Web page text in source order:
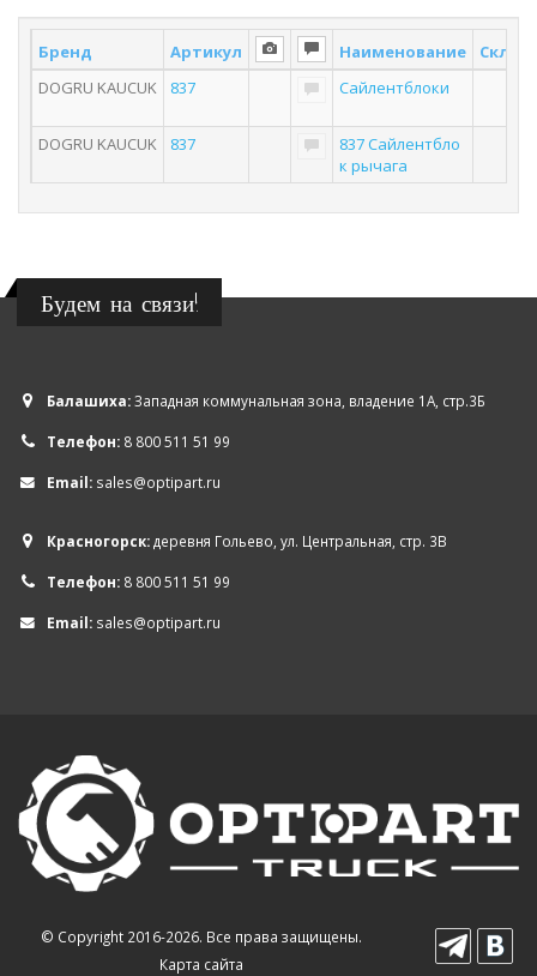
Бренд Артикул Наименование
Склад
DOGRU KAUCUK
837 Сайлентблоки
DOGRU KAUCUK 837
837 Сайлентбло
к рычага
Будем на связи!
Балашиха:Западная коммунальная зона, владение 1А, стр.3Б
Телефон: 8 800 511 51 99
Email: sales@optipart.ru
Красногорск:деревня Гольево, ул. Центральная, стр. 3В
Телефон: 8 800 511 51 99
Email: sales@optipart.ru
© Copyright 2016-2026. Все права защищены.
Карта сайта